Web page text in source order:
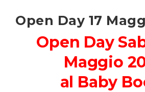
Open Day 17
Open Day
Maggio
al Baby